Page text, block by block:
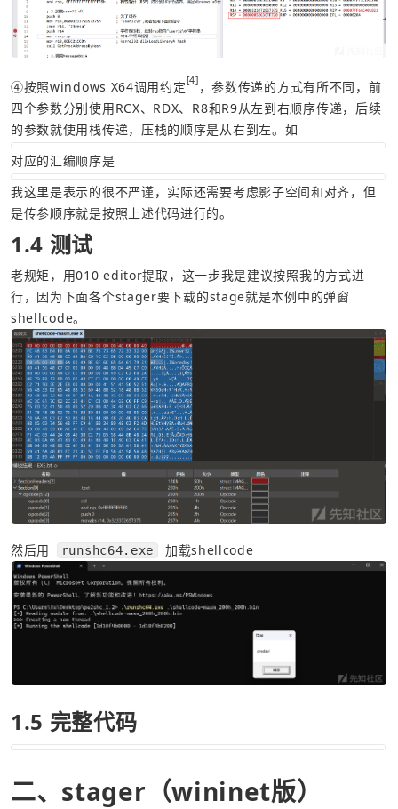
④按照windows X64调用约定[4] ，参数传递的方式有所不同，前
四个参数分别使用RCX、RDX、R8和R9从左到右顺序传递，后续
的参数就使用栈传递，压栈的顺序是从右到左。如
对应的汇编顺序是
我这里是表示的很不严谨，实际还需要考虑影子空间和对齐，但
是传参顺序就是按照上述代码进行的。
1.4 测试
老规矩，用010 editor提取，这一步我是建议按照我的方式进
行，因为下面各个stager要下载的stage就是本例中的弹窗
shellcode。
然后用 runshc64.exe 加载shellcode
1.5 完整代码
二、stager（wininet版）